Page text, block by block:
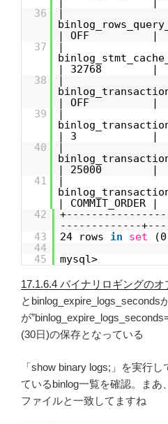
36
| OFF |
37
| 32768 |
38
| OFF |
39
| 3 |
40
| 25000 |
41
| COMMIT_ORDER |
42
-------------
43
24 rows in set
44
45
mysql>
17.1.6.4 バイナリロギングの
とbinlog_expire_logs_seconds
が
(30日)の保存となっている
「show binary logs;」を実行
ているbinlog一覧を確認。まあ
ファイルと一致してますね